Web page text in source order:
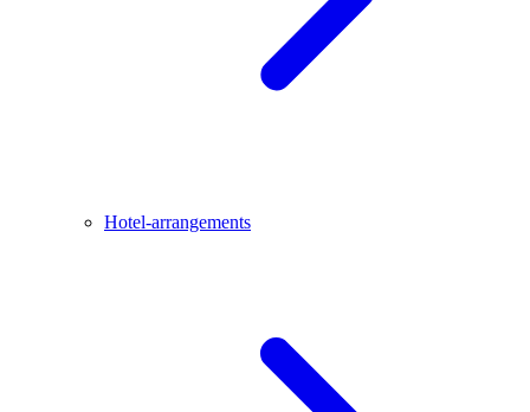
Hotel-arrangements